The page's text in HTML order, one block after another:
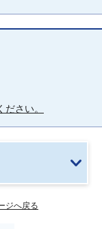
さい。
ジへ戻る